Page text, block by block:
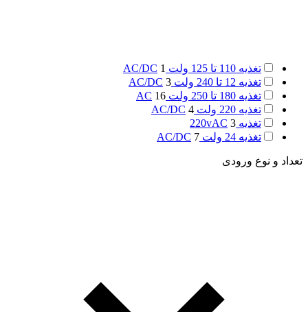
تغذیه 110 تا 125 ولت AC/DC
1
تغذیه 12 تا 240 ولت AC/DC
3
تغذیه 180 تا 250 ولت AC
16
تغذیه 220 ولت AC/DC
4
تغذیه 220vAC 3
تغذیه 24 ولت AC/DC
7
تعداد و نوع ورودی